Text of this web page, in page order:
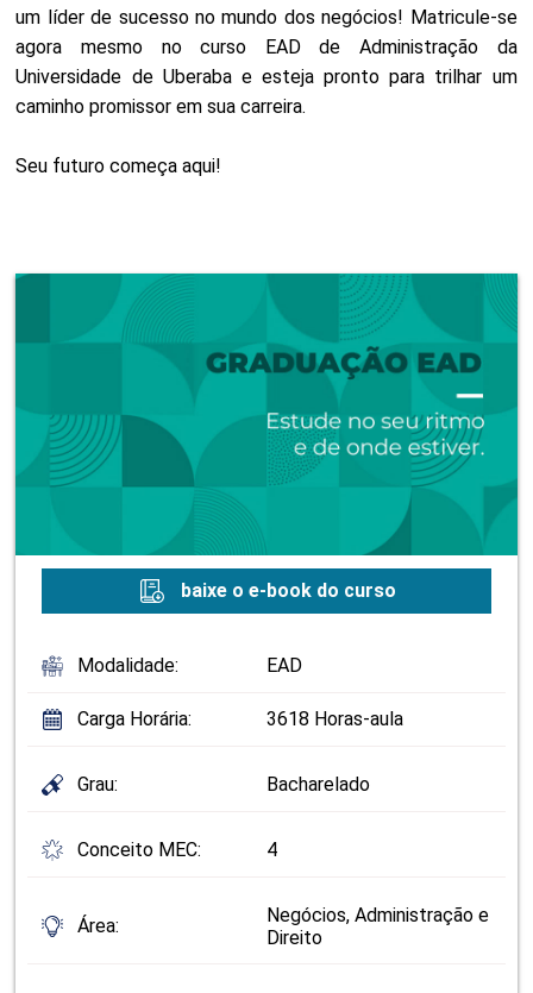
baixe o e-book do curso
Modalidade: EAD
Carga Horária: 3618 Horas-aula
Grau: Bacharelado
Conceito MEC: 4
Área:
Negócios, Administração e
Direito
um líder de sucesso no mundo dos negócios! Matricule-se
agora mesmo no curso EAD de Administração da
Universidade de Uberaba e esteja pronto para trilhar um
caminho promissor em sua carreira.
Seu futuro começa aqui!